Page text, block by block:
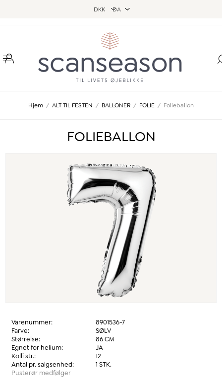
Hjem / ALT TIL FESTEN / BALLONER / FOLIE / Folieballon
FOLIEBALLON
Varenummer:
8901536-7
Farve:
SØLV
Størrelse:
86 CM
Egnet for helium:
JA
Kolli str.:
12
Antal pr. salgsenhed:
1 STK.
Pusterør medfølger